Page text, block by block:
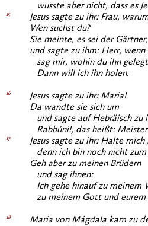
wusste aber nicht, dass es
15
Jesus sagte zu ihr: Frau,
Wen suchst du?
Sie meinte, es sei der Gärtner,
und sagte zu ihm: Herr,
sag mir, wohin du ihn
Dann will ich ihn holen.
16
Jesus sagte zu ihr: Maria!
Da wandte sie sich um
und sagte auf Hebräisch zu
Rabbúni!, das heißt:
17
Jesus sagte zu ihr: Halte
denn ich bin noch nicht zum
Geh aber zu meinen Brüdern
und sag ihnen:
Ich gehe hinauf zu meinem
zu meinem Gott und
18
Maria von Mágdala kam zu